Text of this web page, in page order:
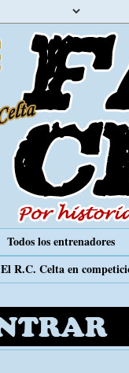
Todos los entrenadores
El R.C. Celta en